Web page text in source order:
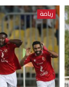
رياضة